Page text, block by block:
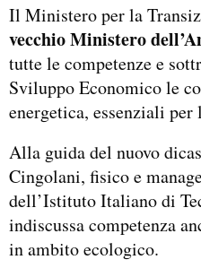
Il Ministero per la
vecchio Ministero
tutte le competenze e
Sviluppo Economico le
energetica, essenziali
Alla guida del nuovo
Cingolani, fisico e
dell’Istituto Italiano di
indiscussa competenza
in ambito ecologico.